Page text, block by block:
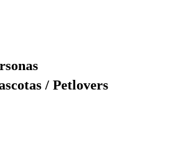
/ Petlovers